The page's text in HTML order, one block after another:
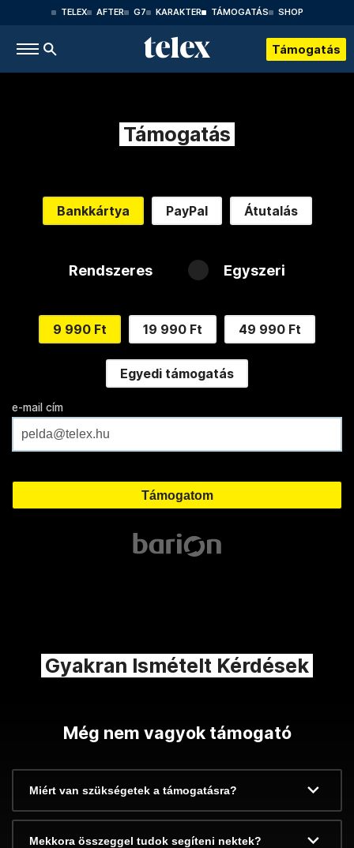
TELEX AFTER G7 KARAKTER TÁMOGATÁS SHOP
Támogatás
Támogatás
Bankkártya PayPal Átutalás
Rendszeres Egyszeri
9 990 Ft 19 990 Ft 49 990 Ft
Egyedi támogatás
e-mail cím
Gyakran Ismételt Kérdések
Még nem vagyok támogató
Miért van szükségetek a támogatásra?
Mekkora összeggel tudok segíteni nektek?